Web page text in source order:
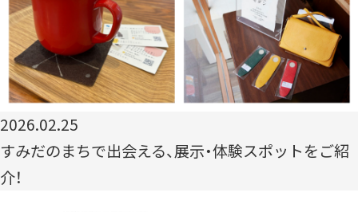
2026.02.25
すみだのまちで出会える、展示・体験スポットをご紹
介！